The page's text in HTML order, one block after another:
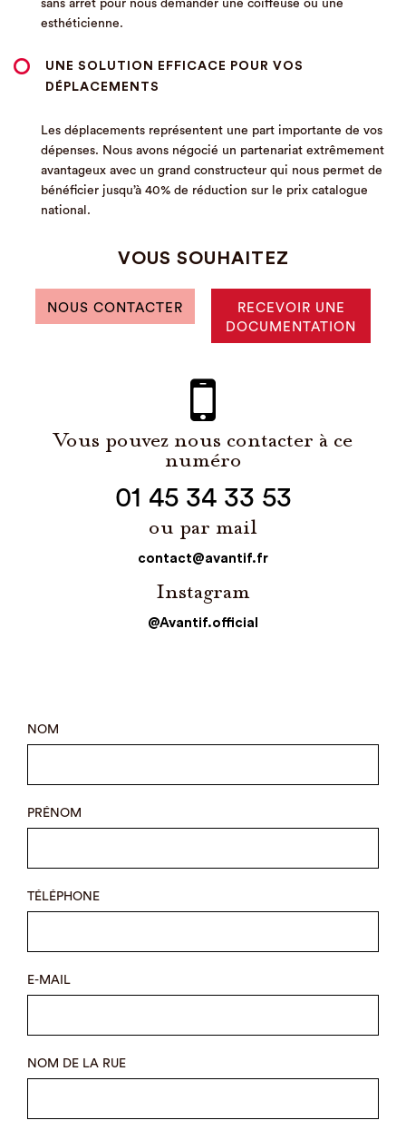
sans arrêt pour nous demander une coiffeuse ou une
esthéticienne.
UNE SOLUTION EFFICACE POUR VOS
DÉPLACEMENTS
Les déplacements représentent une part importante de vos
dépenses. Nous avons négocié un partenariat extrêmement
avantageux avec un grand constructeur qui nous permet de
bénéficier jusqu’à 40% de réduction sur le prix catalogue
national.
VOUS SOUHAITEZ
NOUS CONTACTER
RECEVOIR UNE
DOCUMENTATION
Vous pouvez nous contacter à ce
numéro
01 45 34 33 53
ou par mail
contact@avantif.fr
Instagram
@Avantif.official
NOM
PRÉNOM
TÉLÉPHONE
E-MAIL
NOM DE LA RUE